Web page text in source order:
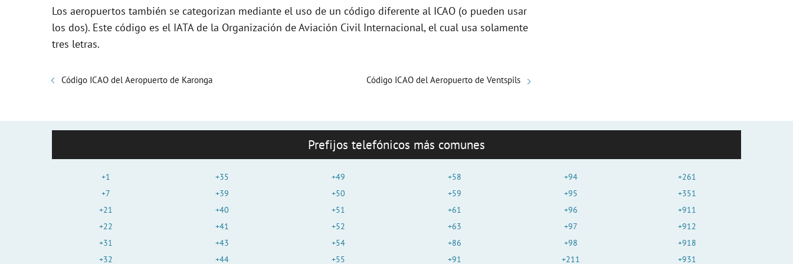
e
Los aeropuertos también se categorizan mediante el uso de un código diferente al ICAO (o pueden usar
los dos). Este código es el IATA de la Organización de Aviación Civil Internacional, el cual usa solamente
tres letras.
Código ICAO del Aeropuerto de Karonga Código ICAO del Aeropuerto de Ventspils
Prefijos telefónicos más comunes
+1
+7
+21
+22
+31
+32
+35
+39
+40
+41
+43
+44
+49
+50
+51
+52
+54
+55
+58
+59
+61
+63
+86
+91
+94
+95
+96
+97
+98
+211
+261
+351
+911
+912
+918
+931